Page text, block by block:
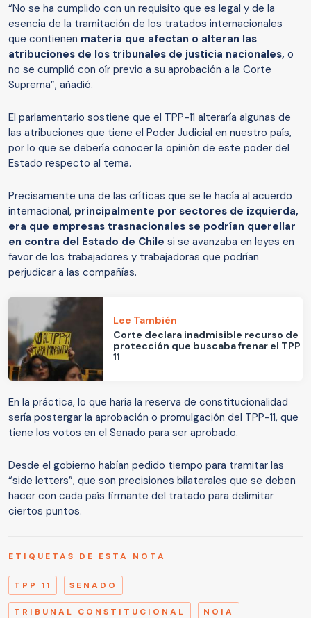
“No se ha cumplido con un requisito que es legal y de la
esencia de la tramitación de los tratados internacionales
que contienen materia que afectan o alteran las
atribuciones de los tribunales de justicia nacionales, o
no se cumplió con oír previo a su aprobación a la Corte
Suprema”, añadió.
El parlamentario sostiene que el TPP-11 alteraría algunas de
las atribuciones que tiene el Poder Judicial en nuestro país,
por lo que se debería conocer la opinión de este poder del
Estado respecto al tema.
Precisamente una de las críticas que se le hacía al acuerdo
internacional, principalmente por sectores de izquierda,
era que empresas trasnacionales se podrían querellar
en contra del Estado de Chile si se avanzaba en leyes en
favor de los trabajadores y trabajadoras que podrían
perjudicar a las compañías.
Lee También
Corte declara inadmisible recurso de
protección que buscaba frenar el TPP
11
En la práctica, lo que haría la reserva de constitucionalidad
sería postergar la aprobación o promulgación del TPP-11, que
tiene los votos en el Senado para ser aprobado.
Desde el gobierno habían pedido tiempo para tramitar las
“side letters”, que son precisiones bilaterales que se deben
hacer con cada país firmante del tratado para delimitar
ciertos puntos.
ETIQUETAS DE ESTA NOTA
TPP 11 SENADO
TRIBUNAL CONSTITUCIONAL NOIA